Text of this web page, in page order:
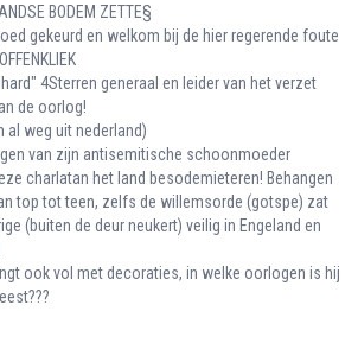
BODEM ZETTE§
gekeurd en welkom bij de hier regerende foute
4Sterren generaal en leider van het verzet
de oorlog!
weg uit nederland)
van zijn antisemitische schoonmoeder
charlatan het land besodemieteren! Behangen
top tot teen, zelfs de willemsorde (gotspe) zat
(buiten de deur neukert) veilig in Engeland en
ook vol met decoraties, in welke oorlogen is hij